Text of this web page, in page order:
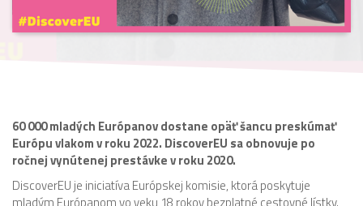
60 000 mladých Európanov dostane opäť šancu preskúmať
Európu vlakom v roku 2022. DiscoverEU sa obnovuje po
ročnej vynútenej prestávke v roku 2020.
DiscoverEU je iniciatíva Európskej komisie, ktorá poskytuje